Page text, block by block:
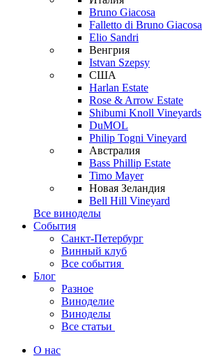
Bruno Giacosa
Falletto di Bruno Giacosa
Elio Sandri
Венгрия
Istvan Szepsy
США
Harlan Estate
Rose & Arrow Estate
Shibumi Knoll Vineyards
DuMOL
Philip Togni Vineyard
Австралия
Bass Phillip Estate
Timo Mayer
Новая Зеландия
Bell Hill Vineyard
Все виноделы
События
Санкт-Петербург
Винный клуб
Все события
Блог
Разное
Виноделие
Виноделы
Все статьи
О нас